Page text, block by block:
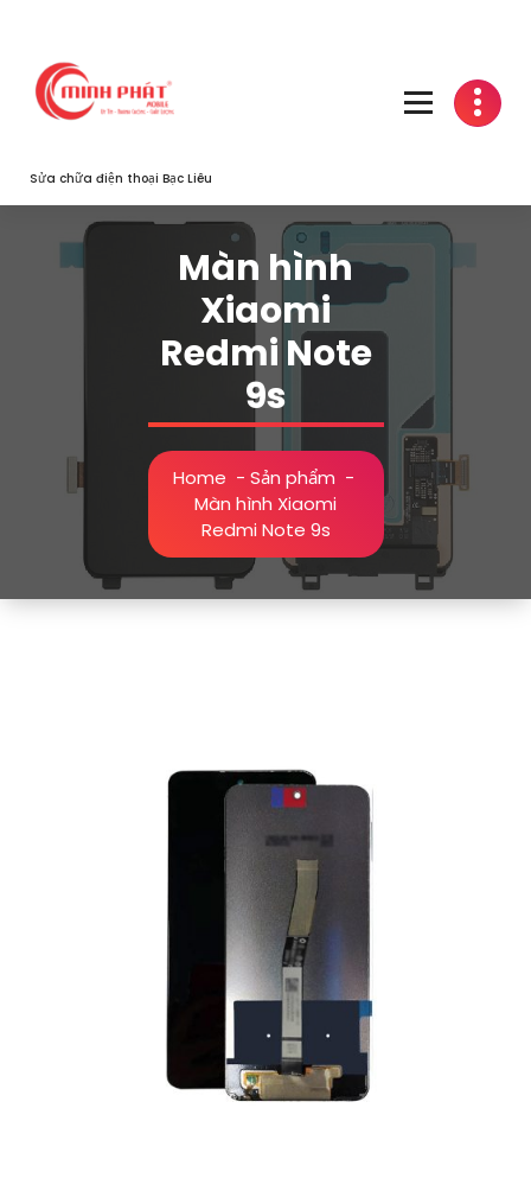
content
Sửa chữa điện thoại Bạc Liêu
Màn hình
Xiaomi
Redmi Note
9s
Home - Sản phẩm -
Màn hình Xiaomi
Redmi Note 9s